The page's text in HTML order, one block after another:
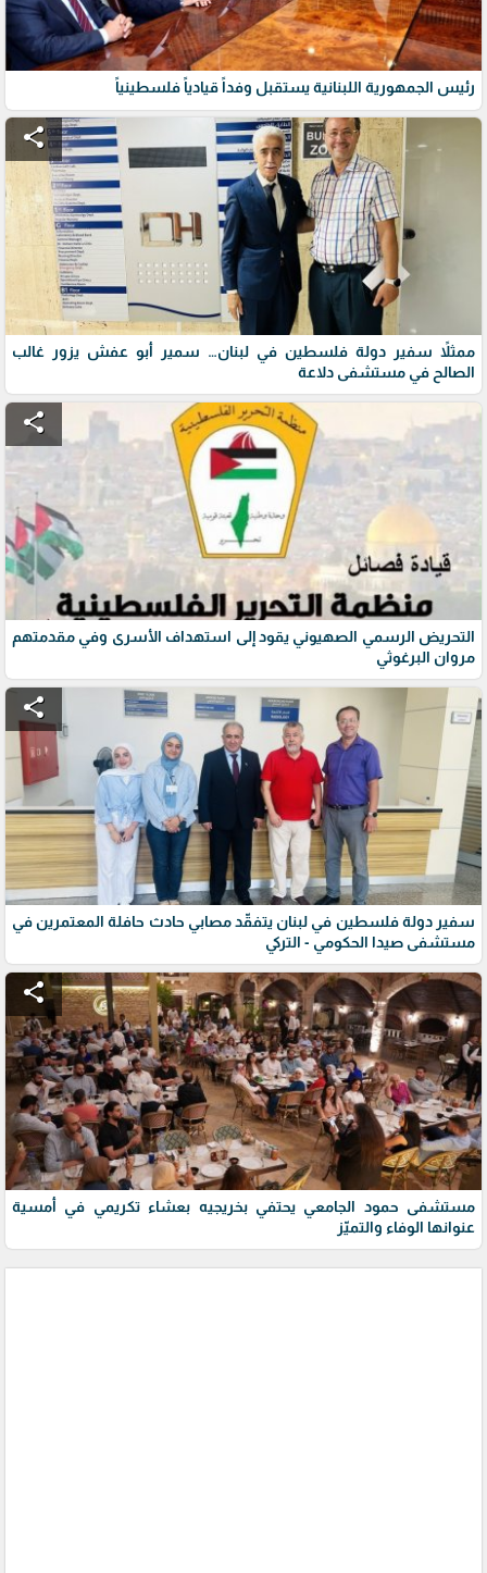
رئيس الجمهورية اللبنانية يستقبل وفداً قيادياً فلسطينياً
share
ممثلاً سفير دولة فلسطين في لبنان… سمير أبو عفش يزور غالب
الصالح في مستشفى دلاعة
share
التحريض الرسمي الصهيوني يقود إلى استهداف الأسرى وفي مقدمتهم
مروان البرغوثي
share
سفير دولة فلسطين في لبنان يتفقّد مصابي حادث حافلة المعتمرين في
مستشفى صيدا الحكومي - التركي
share
مستشفى حمود الجامعي يحتفي بخريجيه بعشاء تكريمي في أمسية
عنوانها الوفاء والتميّز